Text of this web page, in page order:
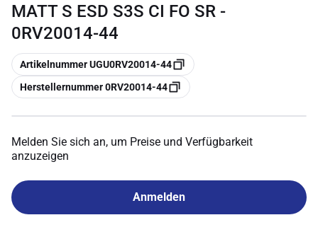
MATT S ESD S3S CI FO SR -
0RV20014-44
Kopieren
Artikelnummer UGU0RV20014-44
Kopieren
Herstellernummer 0RV20014-44
Melden Sie sich an, um Preise und Verfügbarkeit
anzuzeigen
Anmelden